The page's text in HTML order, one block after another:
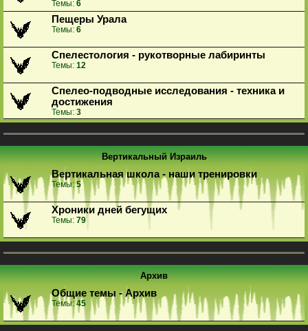
Темы: 6
Пещеры Урала
Темы: 6
Спелестология - рукотворные лабиринты
Темы: 12
Спелео-подводные исследования - техника и
достижения
Темы: 3
Вертикальный Израиль
Вертикальная школа - наши тренировки
Темы:5
Хроники дней бегущих
Темы: 79
Архив
Общие темы - Архив
Темы:45